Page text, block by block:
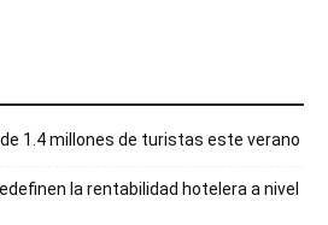
1.4 millones de turistas este verano
la rentabilidad hotelera a nivel